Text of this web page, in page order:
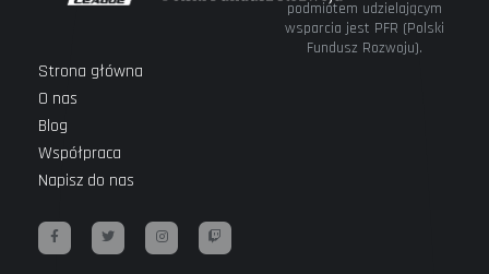
podmiotem udzielającym
wsparcia jest PFR (Polski
Fundusz Rozwoju).
Strona główna
O nas
Blog
Współpraca
Napisz do nas